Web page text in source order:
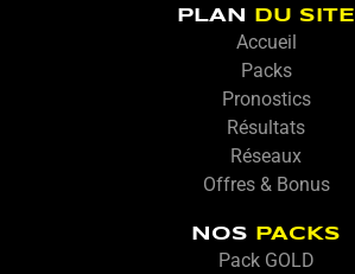
PLAN DU SITE
Accueil
Packs
Pronostics
Résultats
Réseaux
Offres & Bonus
NOS PACKS
Pack GOLD